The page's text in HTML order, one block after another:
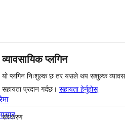
व्यावसायिक प्लगिन
यो प्लगिन निःशुल्क छ तर यसले थप सशुल्क
सहायता प्रदान गर्दछ। सहायता हेर्नुहोस्
मेटा
संस्करण